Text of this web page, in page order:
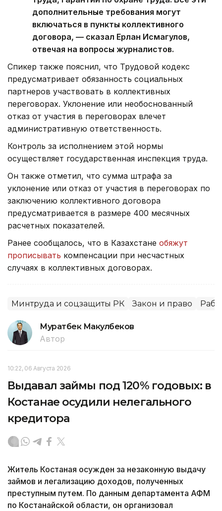
дополнительные требования могут
включаться в пункты коллективного
договора, — сказал Ерлан Исмагулов,
отвечая на вопросы журналистов.
Спикер также пояснил, что Трудовой кодекс
предусматривает обязанность социальных
партнеров участвовать в коллективных
переговорах. Уклонение или необоснованный
отказ от участия в переговорах влечет
административную ответственность.
Контроль за исполнением этой нормы
осуществляет государственная инспекция труда.
Он также отметил, что сумма штрафа за
уклонение или отказ от участия в переговорах по
заключению коллективного договора
предусматривается в размере 400 месячных
расчетных показателей.
Ранее сообщалось, что в Казахстане обяжут
прописывать компенсации при несчастных
случаях в коллективных договорах.
Минтруда и соцзащиты РК Закон и право
Муратбек Макулбеков
Автор
10:22, 06 Августа 2026
Выдавал займы под 120% годовых: в
Костанае осудили нелегального
кредитора
Житель Костаная осужден за незаконную выдачу
займов и легализацию доходов, полученных
преступным путем. По данным департамента АФМ
по Костанайской области, он организовал